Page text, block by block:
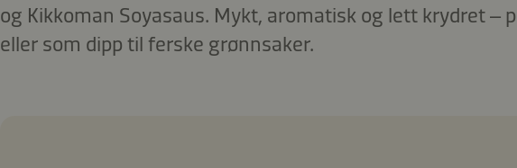
og Kikkoman Soyasaus. Mykt, aromatisk og lett krydret –
eller som dipp til ferske grønnsaker.